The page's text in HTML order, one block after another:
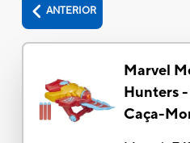
ANTERIOR
Marvel
Hunters
Caça-